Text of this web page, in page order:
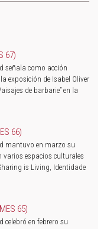
67)
señala como acción
exposición de Isabel Oliver
de barbarie” en la
66)
mantuvo en marzo su
espacios culturales
is Living, Identidade
65)
celebró en febrero su